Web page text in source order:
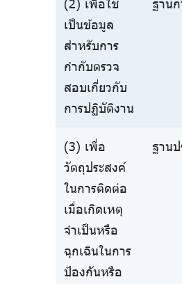
(2) เพื่อใช้
เป็นข้อมูล
สำหรับการ
กำกับตรวจ
สอบเกี่ยวกับ
การปฏิบัติงาน
ฐาน
(3) เพื่อ
วัตถุประสงค์
ในการติดต่อ
เมื่อเกิดเหตุ
จำเป็นหรือ
ฉุกเฉินในการ
ป้องกันหรือ
ฐาน